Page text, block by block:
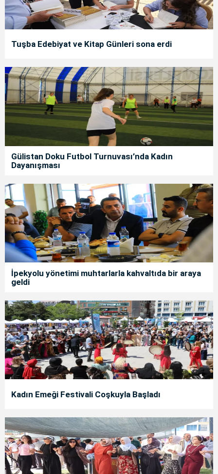
Tuşba Edebiyat ve Kitap Günleri sona erdi
Gülistan Doku Futbol Turnuvası’nda Kadın
Dayanışması
İpekyolu yönetimi muhtarlarla kahvaltıda bir araya
geldi
Kadın Emeği Festivali Coşkuyla Başladı